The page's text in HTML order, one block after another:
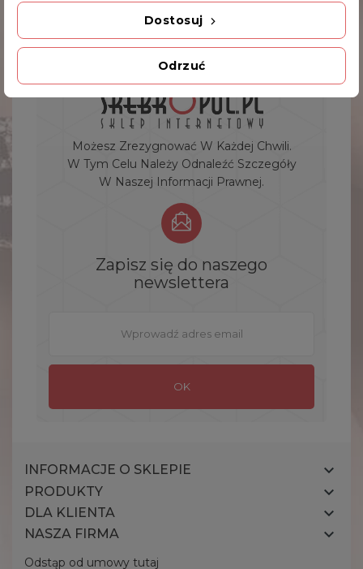
Możesz Zrezygnować W Każdej Chwili.
W Tym Celu Należy Odnaleźć Szczegóły
W Naszej Informacji Prawnej.
Zapisz się do naszego
newslettera
INFORMACJE O SKLEPIE 
PRODUKTY 
DLA KLIENTA 
NASZA FIRMA 
Odrzuć
Dostosuj
Odstąp od umowy tutaj